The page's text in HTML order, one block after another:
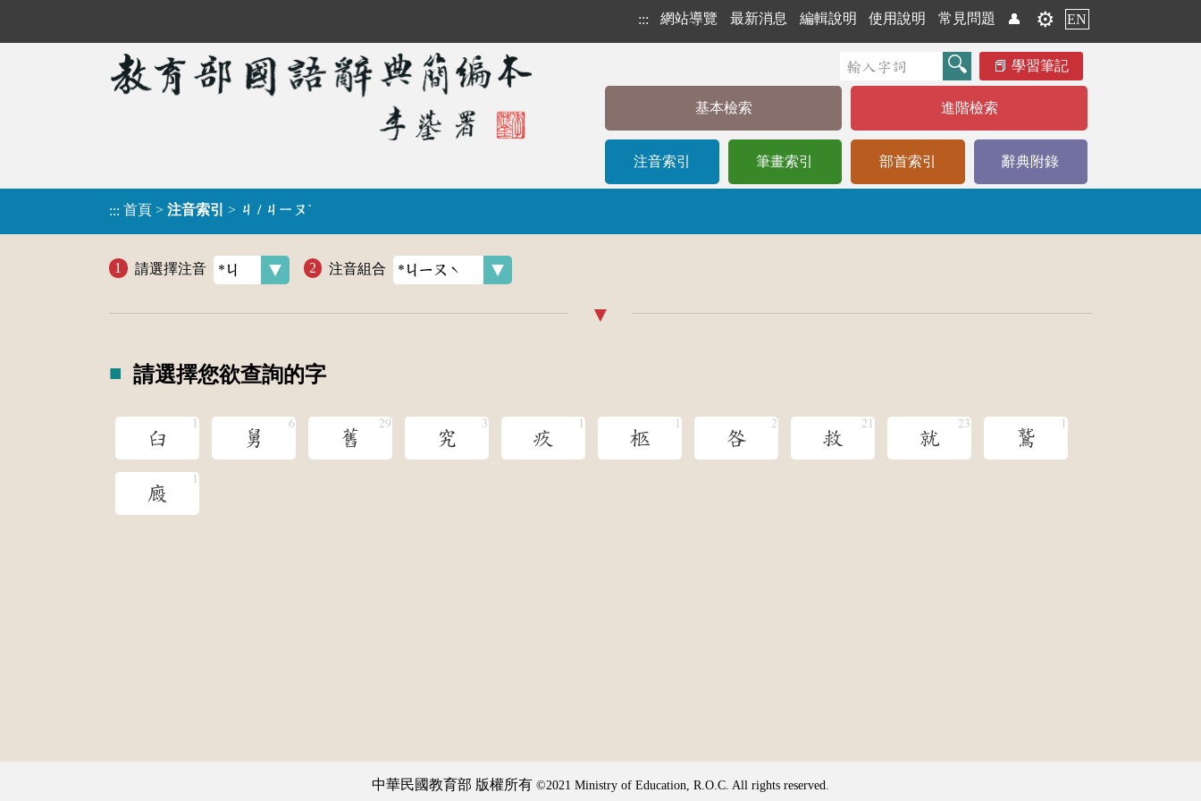
::: 網站導覽 最新消息 編輯說明 使用說明 常見問題 👤 ⚙️ EN
學習筆記
基本檢索 進階檢索
注音索引 筆畫索引 部首索引 辭典附錄
::: 首頁 > 注音索引 > ㄐ / ㄐㄧㄡˋ
請選擇注音 注音組合
請選擇您欲查詢的字
臼 舅 舊 究 疚 柩 咎 救 就 鷲
廄
中華民國教育部 版權所有 ©2021 Ministry of Education, R.O.C. All rights reserved.